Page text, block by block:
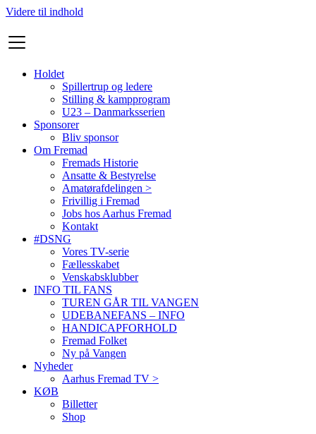
Videre til indhold
Holdet
Spillertrup og ledere
Stilling & kampprogram
U23 – Danmarksserien
Sponsorer
Bliv sponsor
Om Fremad
Fremads Historie
Ansatte & Bestyrelse
Amatørafdelingen >
Frivillig i Fremad
Jobs hos Aarhus Fremad
Kontakt
#DSNG
Vores TV-serie
Fællesskabet
Venskabsklubber
INFO TIL FANS
TUREN GÅR TIL VANGEN
UDEBANEFANS – INFO
HANDICAPFORHOLD
Fremad Folket
Ny på Vangen
Nyheder
Aarhus Fremad TV >
KØB
Billetter
Shop